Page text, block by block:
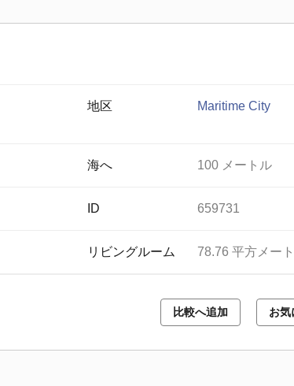
地区 Maritime City
海へ 100 メートル
ID 659731
リビングルーム 78.76 平方メー
比較へ追加 お気